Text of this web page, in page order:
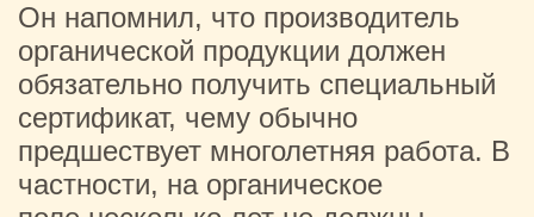
Он напомнил, что производитель
органической продукции должен
обязательно получить специальный
сертификат, чему обычно
предшествует многолетняя работа. В
частности, на органическое